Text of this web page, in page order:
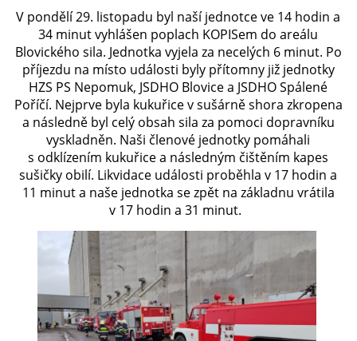
VÝKONNÝ VÝBOR SBORU
DOKUMENTY
VÝJEZDOVÁ JEDNOTKA
FOTOGALERIE
PLÁNOVANÉ AKCE
PROBĚHLÉ AKCE
KROUŽEK MH
V pondělí 29. listopadu byl naší jednotce ve 14 hodin a
34 minut vyhlášen poplach KOPISem do areálu
Blovického sila. Jednotka vyjela za necelých 6 minut. Po
příjezdu na místo události byly přítomny již jednotky
HZS PS Nepomuk, JSDHO Blovice a JSDHO Spálené
Poříčí. Nejprve byla kukuřice v sušárně shora zkropena
a následně byl celý obsah sila za pomoci dopravníku
vyskladněn. Naši členové jednotky pomáhali
s odklízením kukuřice a následným čištěním kapes
sušičky obilí. Likvidace události proběhla v 17 hodin a
11 minut a naše jednotka se zpět na základnu vrátila
v 17 hodin a 31 minut.